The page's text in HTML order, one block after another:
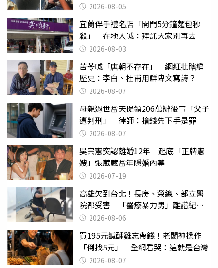
2026-08-05
宜蘭伴手禮名店「開門5分鐘麵包秒
殺」 在地人喊：拜託大家別再去
2026-08-03
苦苓喊「唐朝不存在」 網紅批瞎編
歷史：李白、杜甫用鮮卑文寫詩？
2026-08-07
母親過世當天提領206萬辦後事「父子
遭判刑」 律師：搶錢先下手是罪
2026-08-07
吳宗憲突認離婚12年 起底「正牌憲
嫂」張葳葳當年隱婚內幕
2026-07-19
高雄欠到台北！長庚、榮總、部立醫
院都受害 「醫療暴力男」離譜紀錄
曝光2026-08-06
買195元鹹酥雞忘帶錢！老闆神操作
「倒找5元」 全網看哭：這就是台灣
2026-08-07